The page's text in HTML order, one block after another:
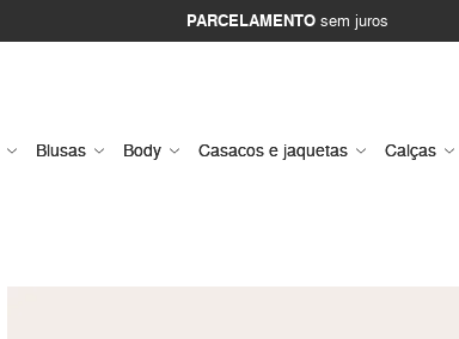
PARCELAMENTOsem juros
Blusas Body Casacos e jaquetas Calças